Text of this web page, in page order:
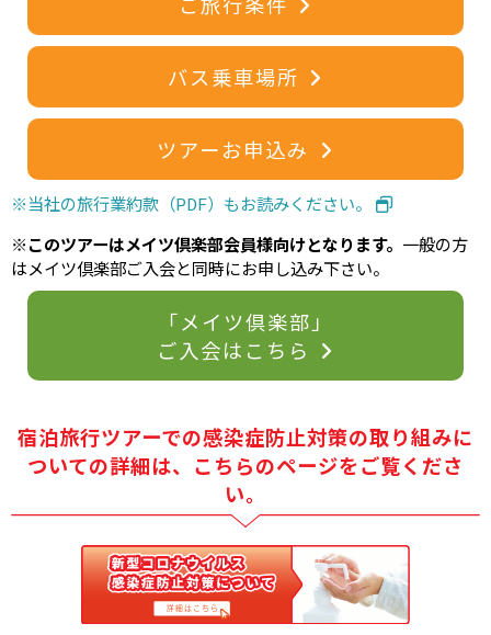
ご旅行条件
バス乗車場所
ツアーお申込み
※当社の旅行業約款（PDF）もお読みください。
※このツアーはメイツ倶楽部会員様向けとなります。 一般の方
はメイツ倶楽部ご入会と同時にお申し込み下さい。
「メイツ倶楽部」
ご入会はこちら
宿泊旅行ツアーでの感染症防止対策の取り組みに
ついての詳細は、 こちらのページをご覧くださ
い。